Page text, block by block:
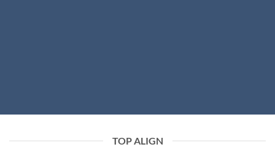
TOP ALIGN